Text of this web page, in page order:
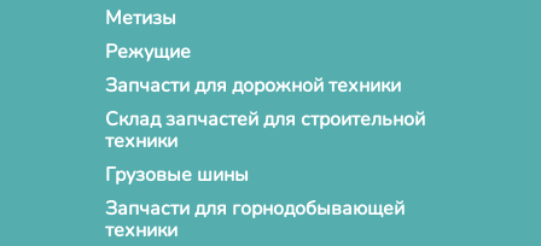
Метизы
Режущие
Запчасти для дорожной техники
Склад запчастей для строительной
техники
Грузовые шины
Запчасти для горнодобывающей
техники